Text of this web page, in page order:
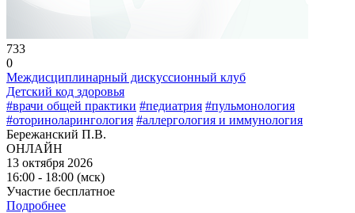
733
0
Междисциплинарный дискуссионный клуб
Детский код здоровья
#врачи общей практики #педиатрия #пульмонология
#оториноларингология #аллергология и иммунология
Бережанский П.В.
ОНЛАЙН
13 октября 2026
16:00 - 18:00 (мск)
Участие бесплатное
Подробнее